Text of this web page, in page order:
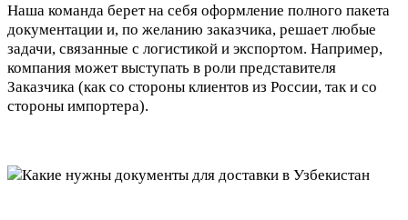
Наша команда берет на себя оформление полного пакета
документации и, по желанию заказчика, решает любые
задачи, связанные с логистикой и экспортом. Например,
компания может выступать в роли представителя
Заказчика (как со стороны клиентов из России, так и со
стороны импортера).